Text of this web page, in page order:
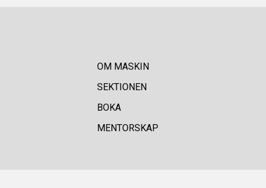
OM MASKIN
SEKTIONEN
BOKA
MENTORSKAP